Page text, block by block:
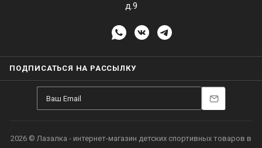
д.9
ПОДПИСАТЬСЯ НА РАССЫЛКУ
2026 © Лазалка - интернет-магазин детских спортивных товаров в